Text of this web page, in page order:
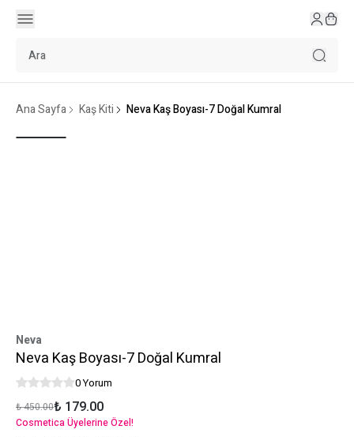
Ana Sayfa Kaş Kiti Neva Kaş Boyası-7 Doğal Kumral
Neva
Neva Kaş Boyası-7 Doğal Kumral
0 Yorum
₺ 450.00₺ 179.00
Cosmetica Üyelerine Özel!